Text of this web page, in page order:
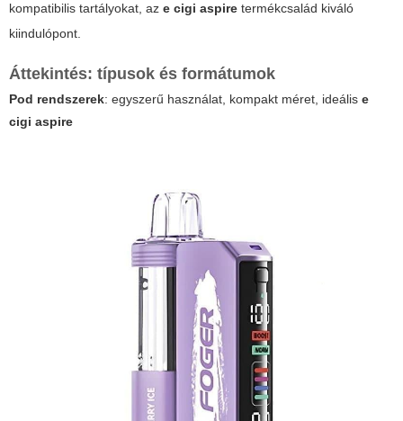
kompatibilis tartályokat, az e cigi aspire termékcsalád kiváló
kiindulópont.
Áttekintés: típusok és formátumok
Pod rendszerek: egyszerű használat, kompakt méret, ideális e
cigi aspire